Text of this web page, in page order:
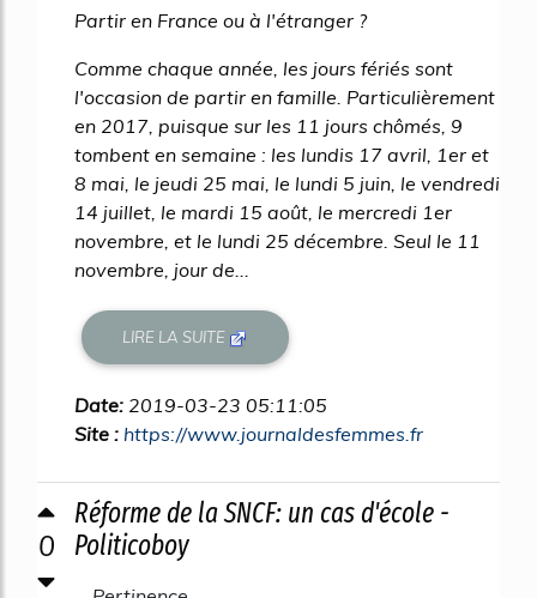
Partir en France ou à l'étranger ?
Comme chaque année, les jours fériés sont
l'occasion de partir en famille. Particulièrement
en 2017, puisque sur les 11 jours chômés, 9
tombent en semaine : les lundis 17 avril, 1er et
8 mai, le jeudi 25 mai, le lundi 5 juin, le vendredi
14 juillet, le mardi 15 août, le mercredi 1er
novembre, et le lundi 25 décembre. Seul le 11
novembre, jour de...
LIRE LA SUITE
Date: 2019-03-23 05:11:05
Site : https://www.journaldesfemmes.fr
0
Réforme de la SNCF: un cas d'école -
Politicoboy